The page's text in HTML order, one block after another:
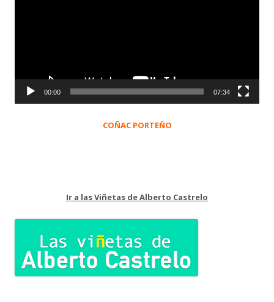
00:00 07:34
COÑAC PORTEÑO
Ir a las Viñetas de Alberto Castrelo